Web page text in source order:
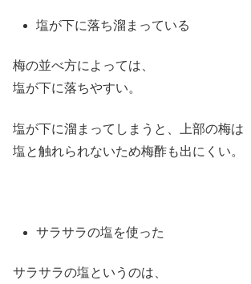
塩が下に落ち溜まっている
梅の並べ方によっては、
塩が下に落ちやすい。
塩が下に溜まってしまうと、上部の梅は
塩と触れられないため梅酢も出にくい。
サラサラの塩を使った
サラサラの塩というのは、